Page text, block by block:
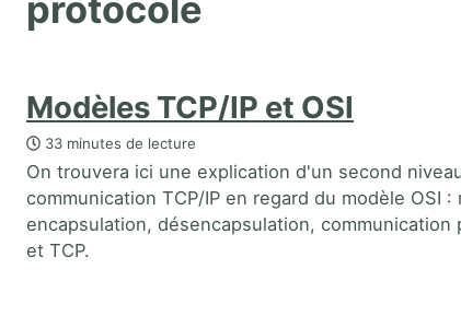
protocole
Modèles TCP/IP et OSI
33 minutes de lecture
On trouvera ici une explication d'un second
communication TCP/IP en regard du modèle OSI
encapsulation, désencapsulation, communication
et TCP.